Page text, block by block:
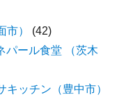
市）
(42)
パール食堂 （茨木
ッチン（豊中市）